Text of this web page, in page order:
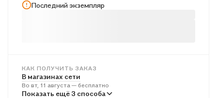
Последний экземпляр
КАК ПОЛУЧИТЬ ЗАКАЗ
В магазинах сети
Во вт, 11 августа — бесплатно
В пунктах выдачи
Показать ещё 3 способа